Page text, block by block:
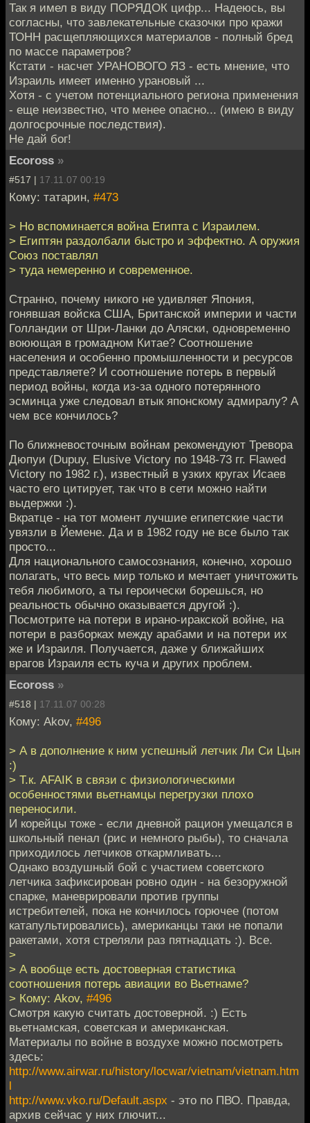
Так я имел в виду ПОРЯДОК цифр... Надеюсь, вы
согласны, что завлекательные сказочки про кражи
ТОНН расщепляющихся материалов - полный бред
по массе параметров?
Кстати - насчет УРАНОВОГО ЯЗ - есть мнение, что
Израиль имеет именно урановый ...
Хотя - с учетом потенциального региона применения
- еще неизвестно, что менее опасно... (имею в виду
долгосрочные последствия).
Не дай бог!
Ecoross »
#517 | 17.11.07 00:19
Кому: татарин, #473
> Но вспоминается война Египта с Израилем.
> Египтян раздолбали быстро и эффектно. А оружия
Союз поставлял
> туда немеренно и современное.
Странно, почему никого не удивляет Япония,
гонявшая войска США, Британской империи и части
Голландии от Шри-Ланки до Аляски, одновременно
воюющая в громадном Китае? Соотношение
населения и особенно промышленности и ресурсов
представляете? И соотношение потерь в первый
период войны, когда из-за одного потерянного
эсминца уже следовал втык японскому адмиралу? А
чем все кончилось?
По ближневосточным войнам рекомендуют Тревора
Дюпуи (Dupuy, Elusive Victory по 1948-73 гг. Flawed
Victory по 1982 г.), известный в узких кругах Исаев
часто его цитирует, так что в сети можно найти
выдержки :).
Вкратце - на тот момент лучшие египетские части
увязли в Йемене. Да и в 1982 году не все было так
просто...
Для национального самосознания, конечно, хорошо
полагать, что весь мир только и мечтает уничтожить
тебя любимого, а ты героически борешься, но
реальность обычно оказывается другой :).
Посмотрите на потери в ирано-иракской войне, на
потери в разборках между арабами и на потери их
же и Израиля. Получается, даже у ближайших
врагов Израиля есть куча и других проблем.
Ecoross »
#518 | 17.11.07 00:28
Кому: Akov, #496
> А в дополнение к ним успешный летчик Ли Си Цын
:)
> Т.к. AFAIK в связи с физиологическими
особенностями вьетнамцы перегрузки плохо
переносили.
И корейцы тоже - если дневной рацион умещался в
школьный пенал (рис и немного рыбы), то сначала
приходилось летчиков откармливать...
Однако воздушный бой с участием советского
летчика зафиксирован ровно один - на безоружной
спарке, маневрировали против группы
истребителей, пока не кончилось горючее (потом
катапультировались), американцы таки не попали
ракетами, хотя стреляли раз пятнадцать :). Все.
>
> А вообще есть достоверная статистика
соотношения потерь авиации во Вьетнаме?
> Кому: Akov, #496
Смотря какую считать достоверной. :) Есть
вьетнамская, советская и американская.
Материалы по войне в воздухе можно посмотреть
здесь:
http://www.airwar.ru/history/locwar/vietnam/vietnam.htm
l
http://www.vko.ru/Default.aspx - это по ПВО. Правда,
архив сейчас у них глючит...